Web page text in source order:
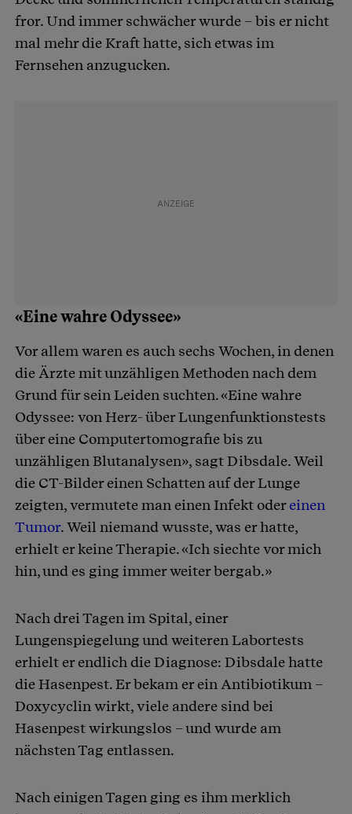
fror. Und immer schwächer wurde – bis er nicht
mal mehr die Kraft hatte, sich etwas im
Fernsehen anzugucken.
«Eine wahre Odyssee»
Vor allem waren es auch sechs Wochen, in denen
die Ärzte mit unzähligen Methoden nach dem
Grund für sein Leiden suchten. «Eine wahre
Odyssee: von Herz- über Lungenfunktionstests
über eine Computertomografie bis zu
unzähligen Blutanalysen», sagt Dibsdale. Weil
die CT-Bilder einen Schatten auf der Lunge
zeigten, vermutete man einen Infekt odereinen
Tumor. Weil niemand wusste, was er hatte,
erhielt er keine Therapie. «Ich siechte vor mich
hin, und es ging immer weiter bergab.»
Nach drei Tagen im Spital, einer
Lungenspiegelung und weiteren Labortests
erhielt er endlich die Diagnose: Dibsdale hatte
die Hasenpest. Er bekam er ein Antibiotikum –
Doxycyclin wirkt, viele andere sind bei
Hasenpest wirkungslos – und wurde am
nächsten Tag entlassen.
Nach einigen Tagen ging es ihm merklich